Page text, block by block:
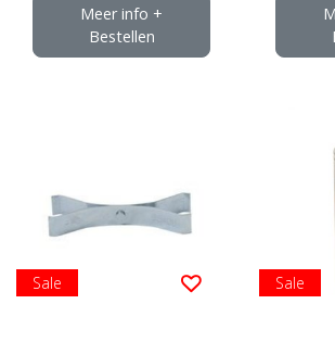
Meer info +
Bestellen
Sale Sale